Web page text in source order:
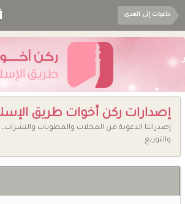
داعيات إلى الهدى
إصدارات ركن أخوات طريق
إصدراتنا الدعوية من المجلات والمطويات والنشرات،
والتوزيع.